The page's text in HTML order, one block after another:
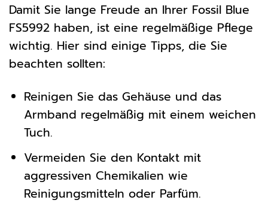
Damit Sie lange Freude an Ihrer Fossil Blue
FS5992 haben, ist eine regelmäßige Pflege
wichtig. Hier sind einige Tipps, die Sie
beachten sollten:
Reinigen Sie das Gehäuse und das
Armband regelmäßig mit einem weichen
Tuch.
Vermeiden Sie den Kontakt mit
aggressiven Chemikalien wie
Reinigungsmitteln oder Parfüm.